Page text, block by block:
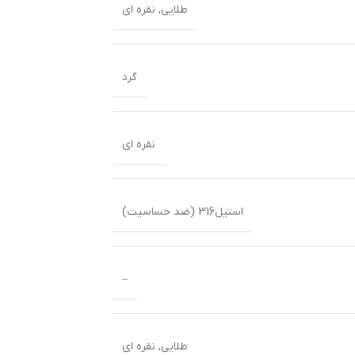
طلایی, نقره ای
گرد
نقره ای
استیل316 (ضد حساسیت)
–
طلایی, نقره ای